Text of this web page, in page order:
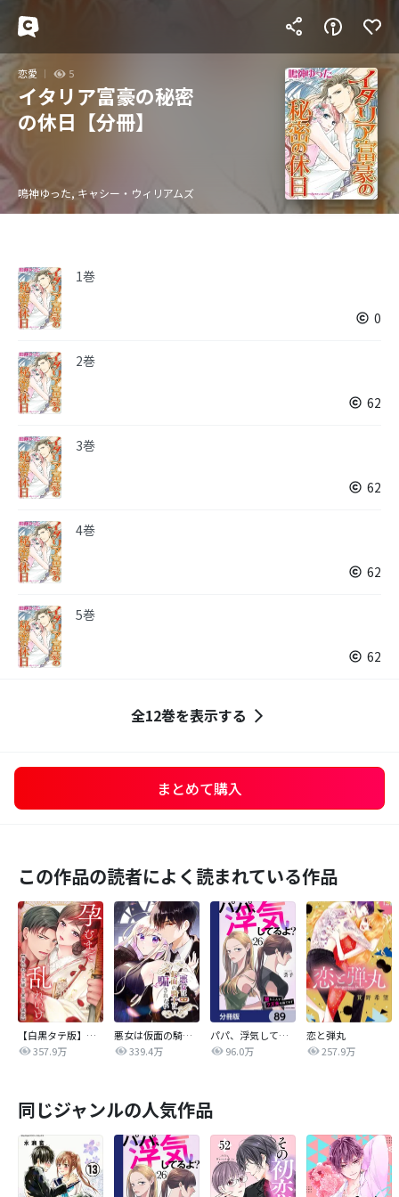
恋愛 5
イタリア富豪の秘密
の休日【分冊】
鳴神ゆった, キャシー・ウィリアムズ
1巻
0
2巻
62
3巻
62
4巻
62
5巻
62
全12巻を表示する
まとめて購入
この作品の読者によく読まれている作品
【白黒タテ版】孕むまで乱れいけ～身代わり花嫁と軍服の猛愛
357.9万
悪女は仮面の騎士に騙されない
339.4万
パパ、浮気してるよ？娘と二人でクズ夫を捨てます【分冊版】
96.0万
恋と弾丸
257.9万
同じジャンルの人気作品